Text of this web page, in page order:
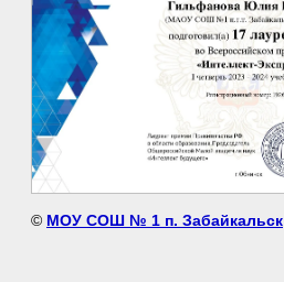
© МОУ СОШ № 1 п. Забайкальск